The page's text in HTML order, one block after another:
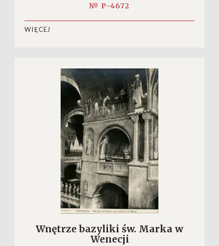
№ P-4672
WIĘCEJ
Wnętrze bazyliki św. Marka w
Wenecji